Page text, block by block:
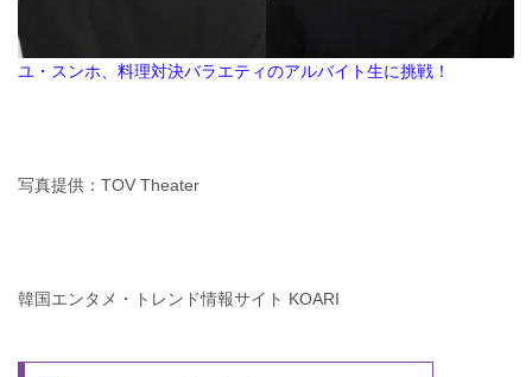
ユ・スンホ、料理対決バラエティのアルバイト生に挑戦！
写真提供：TOV Theater
韓国エンタメ・トレンド情報サイト KOARI